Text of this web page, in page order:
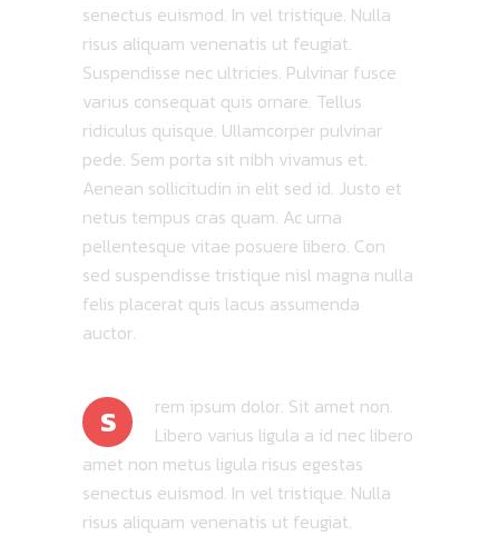
senectus euismod. In vel tristique. Nulla
risus aliquam venenatis ut feugiat.
Suspendisse nec ultricies. Pulvinar fusce
varius consequat quis ornare. Tellus
ridiculus quisque. Ullamcorper pulvinar
pede. Sem porta sit nibh vivamus et.
Aenean sollicitudin in elit sed id. Justo et
netus tempus cras quam. Ac urna
pellentesque vitae posuere libero. Con
sed suspendisse tristique nisl magna nulla
felis placerat quis lacus assumenda
auctor.
S
rem ipsum dolor. Sit amet non.
Libero varius ligula a id nec libero
amet non metus ligula risus egestas
senectus euismod. In vel tristique. Nulla
risus aliquam venenatis ut feugiat.